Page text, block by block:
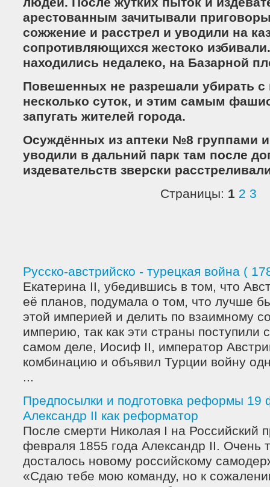
арестованным зачитывали
сожжение и расстрел и уводили на
сопротивляющихся жестоко
находились недалеко, на Базарной
Повешенных не разрешали убирать с
несколько суток, и этим самым
запугать жителей города.
Осуждённых из аптеки №8 группами
уводили в дальний парк там после
издевательств зверски
Страницы: 1 2 3
Русско-австрийско - турецкая война (
Екатерина II, убедившись в том, что
её планов, подумала о том, что лучше
этой империей и делить по взаимному
империю, так как эти страны
самом деле, Иосиф II, император
комбинацию и объявил Турции войну
...
Предпосылки и подготовка реформы 19
Александр II как реформатор
После смерти Николая I на Российский
февраля 1855 года Александр II. Очень
досталось новому российскому
«Сдаю тебе мою команду, но к